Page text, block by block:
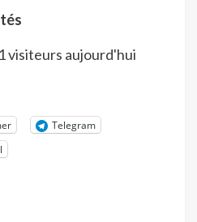
visiteurs aujourd'hui
Telegram